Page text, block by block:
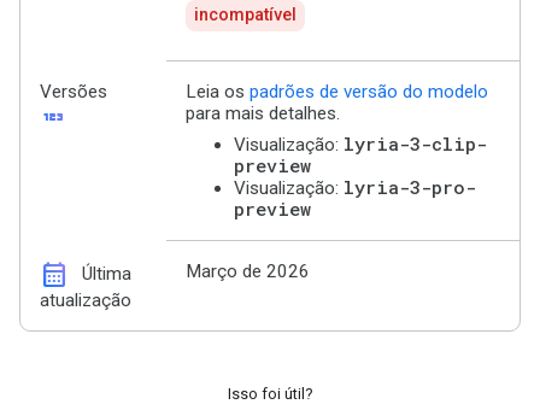
incompatível
Versões
123
Leia os padrões de versão do modelo
para mais detalhes.
Visualização: lyria-3-clip-
preview
Visualização: lyria-3-pro-
preview
calendar_month
Última
atualização
Março de 2026
Isso foi útil?